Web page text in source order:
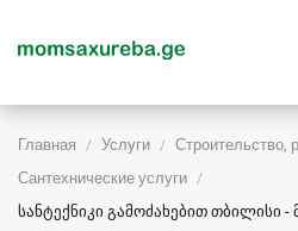
Главная Услуги
Строительство,
Сантехнические услуги
სანტექნიკი გამოძახებით თბილისი -